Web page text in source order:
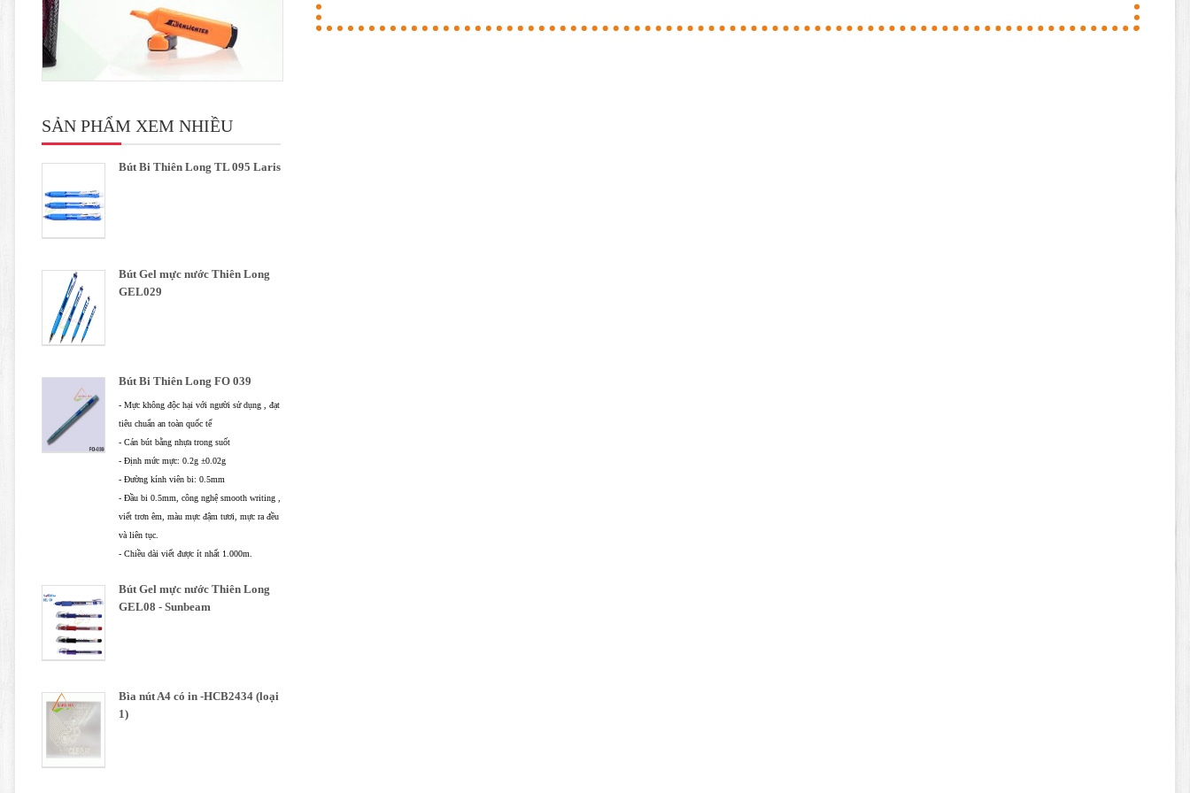
SẢN PHẨM XEM NHIỀU
Bút Bi Thiên Long TL 095 Laris
Bút Gel mực nước Thiên Long
GEL029
Bút Bi Thiên Long FO 039
- Mực không độc hại với người sử dụng , đạt
tiêu chuẩn an toàn quốc tế
- Cán bút bằng nhựa trong suốt
- Định mức mực: 0.2g ±0.02g
- Đường kính viên bi: 0.5mm
- Đầu bi 0.5mm, công nghệ smooth writing ,
viết trơn êm, màu mực đậm tươi, mực ra đều
và liên tục.
- Chiều dài viết được ít nhất 1.000m.
Bút Gel mực nước Thiên Long
GEL08 - Sunbeam
Bìa nút A4 có in -HCB2434 (loại
1)